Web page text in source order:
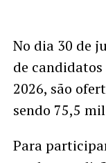
No dia 30 de
de candidatos
2026, são
sendo 75,5
Para